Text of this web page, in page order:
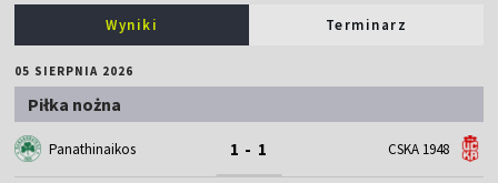
Wyniki Terminarz
05 SIERPNIA 2026
Piłka nożna
Panathinaikos 1 - 1 CSKA 1948